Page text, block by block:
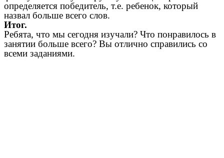
определяется победитель, т.е. ребенок, который
назвал больше всего слов.
Итог.
Ребята, что мы сегодня изучали? Что понравилось в
занятии больше всего? Вы отлично справились со
всеми заданиями.